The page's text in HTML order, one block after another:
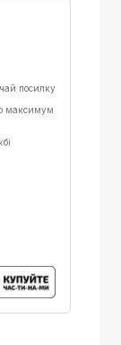
посилку
максимум